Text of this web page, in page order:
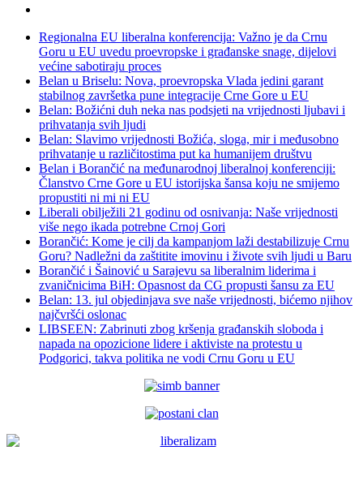
Regionalna EU liberalna konferencija: Važno je da Crnu
Goru u EU uvedu proevropske i građanske snage, dijelovi
većine sabotiraju proces
Belan u Briselu: Nova, proevropska Vlada jedini garant
stabilnog završetka pune integracije Crne Gore u EU
Belan: Božićni duh neka nas podsjeti na vrijednosti ljubavi i
prihvatanja svih ljudi
Belan: Slavimo vrijednosti Božića, sloga, mir i međusobno
prihvatanje u različitostima put ka humanijem društvu
Belan i Borančić na međunarodnoj liberalnoj konferenciji:
Članstvo Crne Gore u EU istorijska šansa koju ne smijemo
propustiti ni mi ni EU
Liberali obilježili 21 godinu od osnivanja: Naše vrijednosti
više nego ikada potrebne Crnoj Gori
Borančić: Kome je cilj da kampanjom laži destabilizuje Crnu
Goru? Nadležni da zaštitite imovinu i živote svih ljudi u Baru
Borančić i Šainović u Sarajevu sa liberalnim liderima i
zvaničnicima BiH: Opasnost da CG propusti šansu za EU
Belan: 13. jul objedinjava sve naše vrijednosti, bićemo njihov
najčvršći oslonac
LIBSEEN: Zabrinuti zbog kršenja građanskih sloboda i
napada na opozicione lidere i aktiviste na protestu u
Podgorici, takva politika ne vodi Crnu Goru u EU